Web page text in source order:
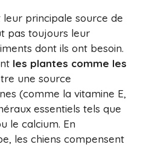
leur principale source de
pas toujours leur
dont ils ont besoin.
les plantes comme les
une source
(comme la vitamine E,
essentiels tels que
le calcium. En
les chiens compensent